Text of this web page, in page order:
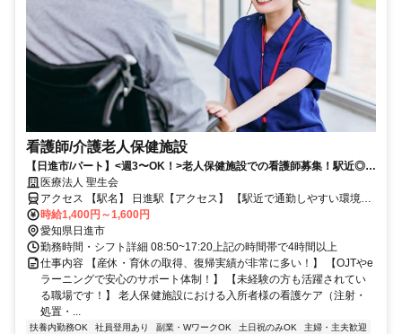
看護師/介護老人保健施設
【日進市/パート】<週3〜OK！>老人保健施設での看護師募集！駅近◎寸
志賞与あり！
医療法人 聖生会
アクセス 【駅名】 日進駅【アクセス】 【駅近で通勤しやすい環境で
す】 (名鉄豊田線)日進駅から徒歩15分
時給1,400円～1,600円
愛知県日進市
勤務時間・シフト詳細 08:50~17:20上記の時間帯で4時間以上
仕事内容 【産休・育休の取得、復帰実績が非常に多い！】 【OJTやe
ラーニングで安心のサポート体制！】 【未経験の方も活躍されてい
る職場です！】 老人保健施設における入所者様の看護ケア（注射・
処置・...
扶養内勤務OK 社員登用あり 副業・WワークOK 土日祝のみOK
主婦・主夫歓迎